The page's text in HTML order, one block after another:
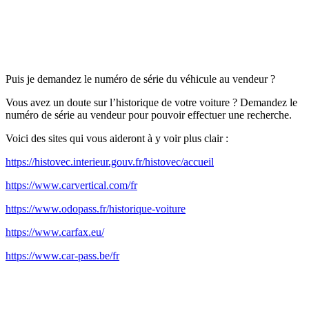
Puis je demandez le numéro de série du véhicule au vendeur ?
Vous avez un doute sur l’historique de votre voiture ? Demandez le
numéro de série au vendeur pour pouvoir effectuer une recherche.
Voici des sites qui vous aideront à y voir plus clair :
https://histovec.interieur.gouv.fr/histovec/accueil
https://www.carvertical.com/fr
https://www.odopass.fr/historique-voiture
https://www.carfax.eu/
https://www.car-pass.be/fr